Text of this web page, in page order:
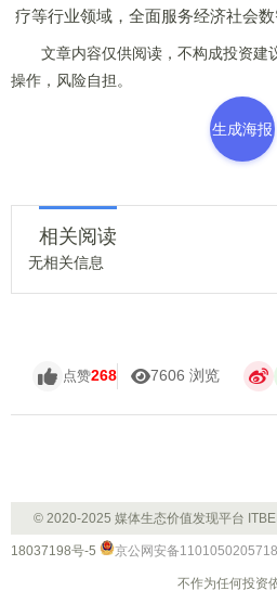
疗等行业领域，全面服务经济社会数
文章内容仅供阅读，不构成投资建
操作，风险自担。
生成海报
相关阅读
无相关信息
点赞268 7606 浏览
© 2020-2025 媒体生态价值发现平台
18037198号-5 京公网安备
不作为任何投资